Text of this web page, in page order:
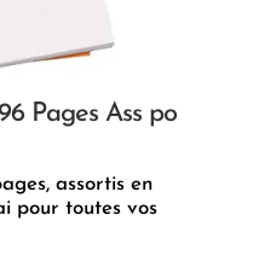
Pages Ass po
assortis en
pour toutes vos